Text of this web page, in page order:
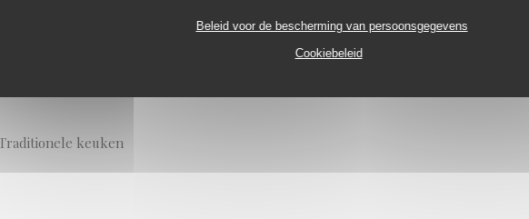
Beleid voor de bescherming van persoonsgegevens
Cookiebeleid
keuken